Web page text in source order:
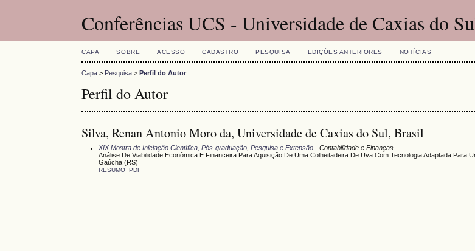
Conferências UCS - Universidade de Caxias do
CAPA SOBRE ACESSO CADASTRO PESQUISA EDIÇÕES ANTERIORES NOTÍCIAS
Capa > Pesquisa >Perfil do Autor
Perfil do Autor
Silva, Renan Antonio Moro da, Universidade de Caxias do Sul, Brasil
XIX Mostra de Iniciação Científica, Pós-graduação, Pesquisa e Extensão - Contabilidade e Finanças
Análise De Viabilidade Econômica E Financeira Para Aquisição De Uma Colheitadeira De Uva Com Tecnologia Adaptada Para
Gaúcha (RS)
RESUMO PDF